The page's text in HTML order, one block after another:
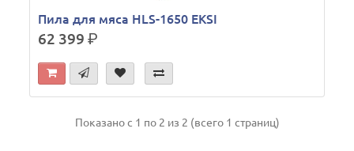
Пила для мяса HLS-1650 EKSI
62 399р.
Показано с 1 по 2 из 2 (всего 1 страниц)